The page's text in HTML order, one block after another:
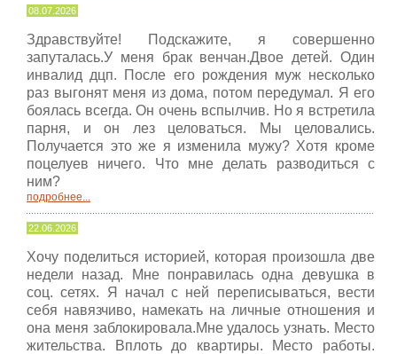
08.07.2026
Здравствуйте! Подскажите, я совершенно
запуталась.У меня брак венчан.Двое детей. Один
инвалид дцп. После его рождения муж несколько
раз выгонят меня из дома, потом передумал. Я его
боялась всегда. Он очень вспылчив. Но я встретила
парня, и он лез целоваться. Мы целовались.
Получается это же я изменила мужу? Хотя кроме
поцелуев ничего. Что мне делать разводиться с
ним?
подробнее...
22.06.2026
Хочу поделиться историей, которая произошла две
недели назад. Мне понравилась одна девушка в
соц. сетях. Я начал с ней переписываться, вести
себя навязчиво, намекать на личные отношения и
она меня заблокировала.Мне удалось узнать. Место
жительства. Вплоть до квартиры. Место работы.